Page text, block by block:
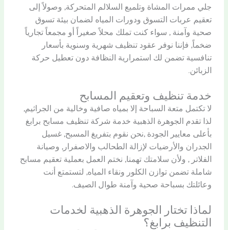
جلي ممرات المشاة وتلميع السلالم المتحركة, وصولاً إلى
تعقيم عربات التسوق ودورات المياه لضمان بيئة تسوق
صحية وآمنة , سواء كنت تملك محلاً صغيراً أو مجمعاً تجارياً
ضخماً, فإننا نوفر عقود تنظيف شهرية وسنوية بأسعار
تنافسية تضمن لك استمرارية النظافة دون تعطيل حركة
الزبائن.
خدمة تنظيف وتعقيم المسابح
لا تكتمل متعة السباحة إلا بمياه صافية وخالية من الجراثيم,
لذا تقدم الجوهرة الذهبية خدمة شركة تنظيف مسابح برابغ
بأعلى معايير الجودة ,نحن نقوم بتفريغ المسبح, غسيل
الجدران والأرضيات لإزالة الطحالب والاصفرار, وصيانة
الفلاتر , ولأن سلامتك تهمنا, نختم العمل بعملية تعقيم مسابح
شاملة تضمن توازن الكلور ونقاء المياه, لتستمتع أنت
وعائلتك بسباحة صحية وآمنة طوال الصيف.
لماذا تختار الجوهرة الذهبية لخدمات
التنظيف برابغ؟